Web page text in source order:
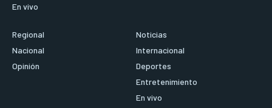
En vivo
Regional
Nacional
Opinión
Noticias
Internacional
Deportes
Entretenimiento
En vivo